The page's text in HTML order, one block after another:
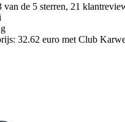
van de 5 sterren, 21
32.62 euro met Club